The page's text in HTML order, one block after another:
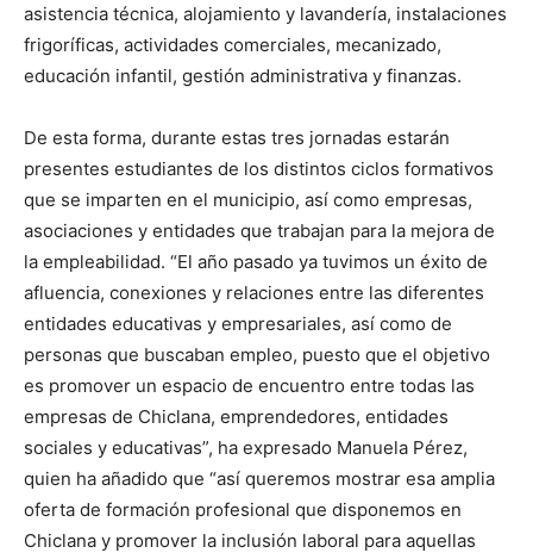
asistencia técnica, alojamiento y lavandería, instalaciones
frigoríficas, actividades comerciales, mecanizado,
educación infantil, gestión administrativa y finanzas.
De esta forma, durante estas tres jornadas estarán
presentes estudiantes de los distintos ciclos formativos
que se imparten en el municipio, así como empresas,
asociaciones y entidades que trabajan para la mejora de
la empleabilidad. “El año pasado ya tuvimos un éxito de
afluencia, conexiones y relaciones entre las diferentes
entidades educativas y empresariales, así como de
personas que buscaban empleo, puesto que el objetivo
es promover un espacio de encuentro entre todas las
empresas de Chiclana, emprendedores, entidades
sociales y educativas”, ha expresado Manuela Pérez,
quien ha añadido que “así queremos mostrar esa amplia
oferta de formación profesional que disponemos en
Chiclana y promover la inclusión laboral para aquellas